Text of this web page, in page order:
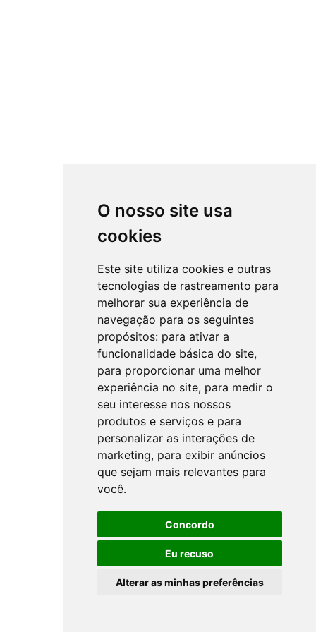
O nosso site usa
cookies
Este site utiliza cookies e outras
tecnologias de rastreamento para
melhorar sua experiência de
navegação para os seguintes
propósitos: para ativar a
funcionalidade básica do site,
para proporcionar uma melhor
experiência no site, para medir o
seu interesse nos nossos
produtos e serviços e para
personalizar as interações de
marketing, para exibir anúncios
que sejam mais relevantes para
você.
Concordo
Eu recuso
Alterar as minhas preferências